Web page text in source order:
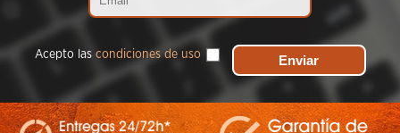
Acepto las condiciones de uso